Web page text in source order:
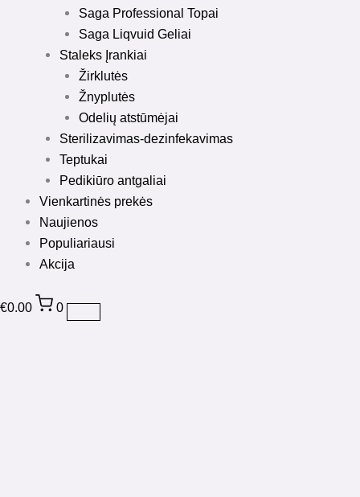
Saga Professional Topai
Saga Liqvuid Geliai
Staleks Įrankiai
Žirklutės
Žnyplutės
Odelių atstūmėjai
Sterilizavimas-dezinfekavimas
Teptukai
Pedikiūro antgaliai
Vienkartinės prekės
Naujienos
Populiariausi
Akcija
€0.00 0